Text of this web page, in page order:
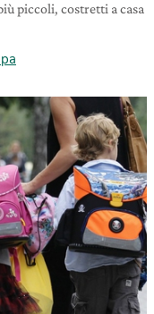
piccoli, costretti a casa